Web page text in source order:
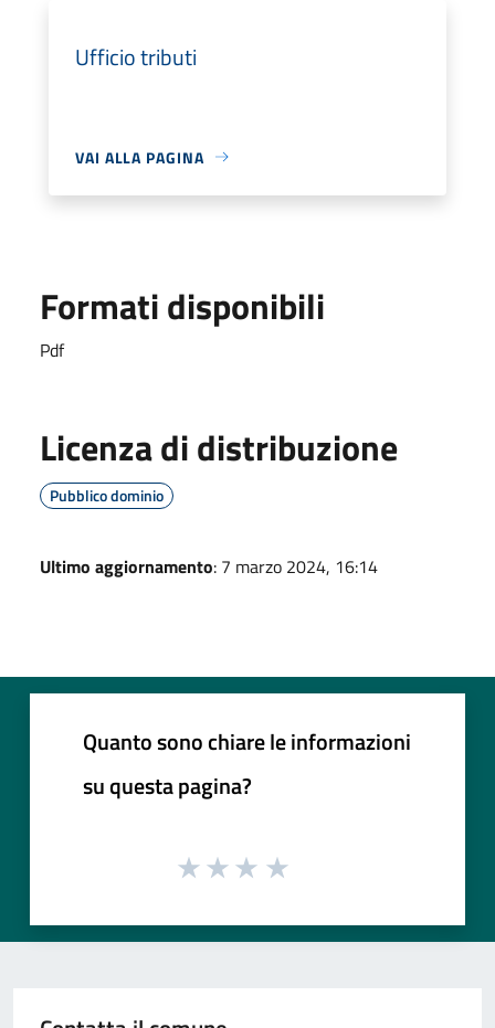
Ufficio tributi
VAI ALLA PAGINA
Formati disponibili
Pdf
Licenza di distribuzione
Pubblico dominio
Ultimo aggiornamento: 7 marzo 2024, 16:14
Quanto sono chiare le informazioni
su questa pagina?